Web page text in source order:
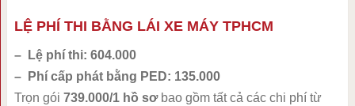
LỆ PHÍ THI BẰNG LÁI XE MÁY TPHCM
– Lệ phí thi: 604.000
– Phí cấp phát bằng PED: 135.000
Trọn gói 739.000/1 hồ sơ bao gồm tất cả các chi phí từ